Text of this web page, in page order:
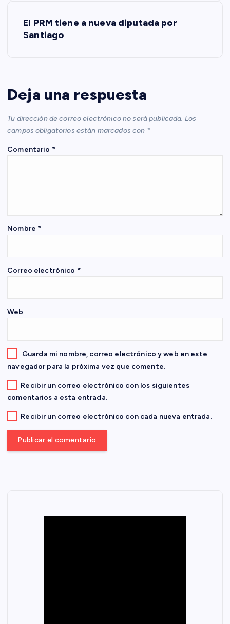
a
c
i
ó
e
t
a
d
a
s
El PRM tiene a nueva diputada por
Santiago
Deja una respuesta
Tu dirección de correo electrónico no será publicada. Los
campos obligatorios están marcados con *
Comentario *
Nombre *
Correo electrónico *
Web
Guarda mi nombre, correo electrónico y web en este
navegador para la próxima vez que comente.
Recibir un correo electrónico con los siguientes
comentarios a esta entrada.
Recibir un correo electrónico con cada nueva entrada.